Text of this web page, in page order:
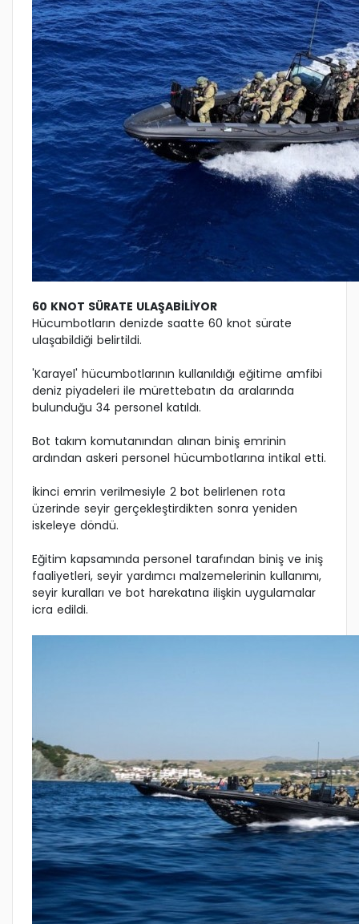
60 KNOT SÜRATE ULAŞABİLİYOR
Hücumbotların denizde saatte 60 knot sürate
ulaşabildiği belirtildi.
'Karayel' hücumbotlarının kullanıldığı eğitime amfibi
deniz piyadeleri ile mürettebatın da aralarında
bulunduğu 34 personel katıldı.
Bot takım komutanından alınan biniş emrinin
ardından askeri personel hücumbotlarına intikal etti.
İkinci emrin verilmesiyle 2 bot belirlenen rota
üzerinde seyir gerçekleştirdikten sonra yeniden
iskeleye döndü.
Eğitim kapsamında personel tarafından biniş ve iniş
faaliyetleri, seyir yardımcı malzemelerinin kullanımı,
seyir kuralları ve bot harekatına ilişkin uygulamalar
icra edildi.